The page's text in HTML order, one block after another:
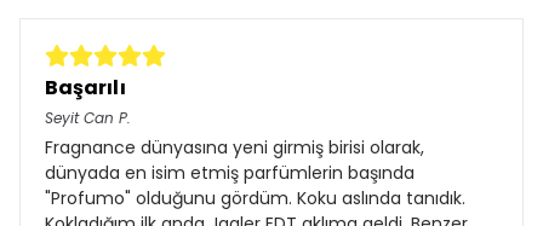
Başarılı
Seyit Can P.
Fragnance dünyasına yeni girmiş birisi olarak,
dünyada en isim etmiş parfümlerin başında
"Profumo" olduğunu gördüm. Koku aslında tanıdık.